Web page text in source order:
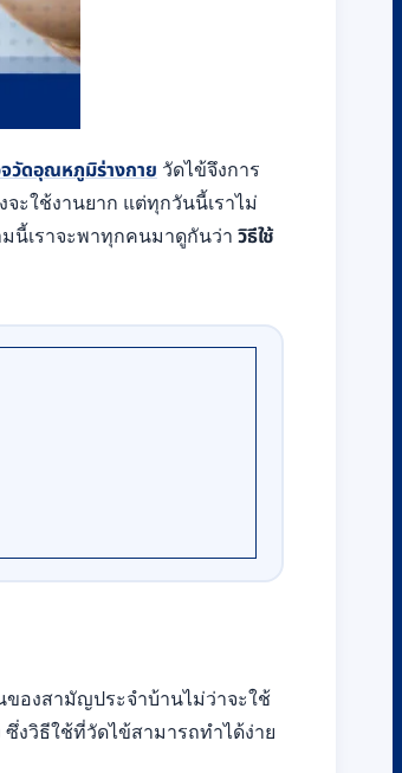
จวัดอุณหภูมิร่างกาย วัดไข้จึงการ
ะใช้งานยาก แต่ทุกวันนี้เราไม่
นี้เราจะพาทุกคนมาดูกันว่า วิธีใช้
องสามัญประจำบ้านไม่ว่าจะใช้
ซึ่งวิธีใช้ที่วัดไข้สามารถทำได้ง่าย